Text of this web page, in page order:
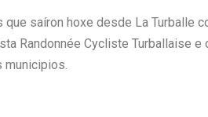
saíron hoxe desde La Turballe
Randonnée Cycliste Turballaise
municipios.